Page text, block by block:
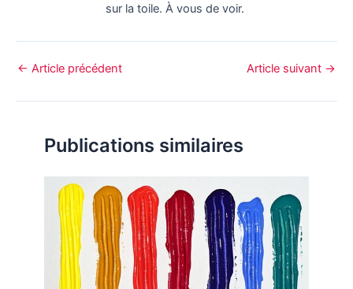
sur la toile. À vous de voir.
← Article précédent Article suivant →
Publications similaires